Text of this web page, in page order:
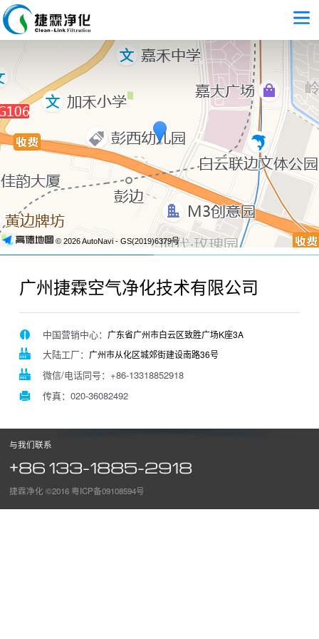
© 2026 AutoNavi- GS(2019)6379号
广州捷霖空气净化技术有限公司
中国营销中心： 广东省广州市白云区致胜广场K座3A
大陆工厂：广州市从化区城郊街建设南路36号
微信/电话同号：+86-13318852918
传真：020-36082492
与我们联系
+86 133-1885-2918
捷霖净化 ©2016 粤ICP备09108594号